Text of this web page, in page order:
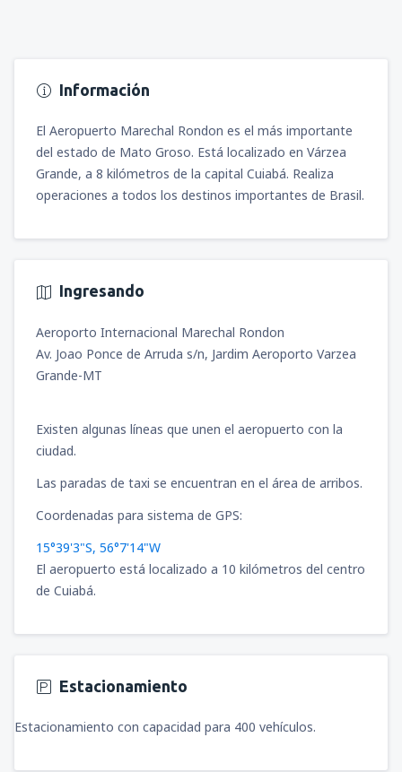
Información
El Aeropuerto Marechal Rondon es el más importante
del estado de Mato Groso. Está localizado en Várzea
Grande, a 8 kilómetros de la capital Cuiabá. Realiza
operaciones a todos los destinos importantes de Brasil.
Ingresando
Aeroporto Internacional Marechal Rondon
Av. Joao Ponce de Arruda s/n, Jardim Aeroporto Varzea
Grande-MT
Existen algunas líneas que unen el aeropuerto con la
ciudad.
Las paradas de taxi se encuentran en el área de arribos.
Coordenadas para sistema de GPS:
15°39'3"S, 56°7'14"W
El aeropuerto está localizado a 10 kilómetros del centro
de Cuiabá.
Estacionamiento
Estacionamiento con capacidad para 400 vehículos.